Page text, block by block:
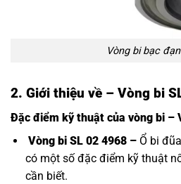
Vòng bi bạc
2. Giới thiệu về – Vòng bi
Đặc điểm kỹ thuật của vòng bi –
Vòng bi SL 02 4968 –Ổ bi
có một số đặc điểm kỹ thuật
cần biết.